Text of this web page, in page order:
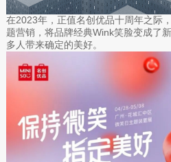
在2023年，正值名创优品十周年之际
题营销，将品牌经典Wink笑脸变成了
多人带来确定的美好。